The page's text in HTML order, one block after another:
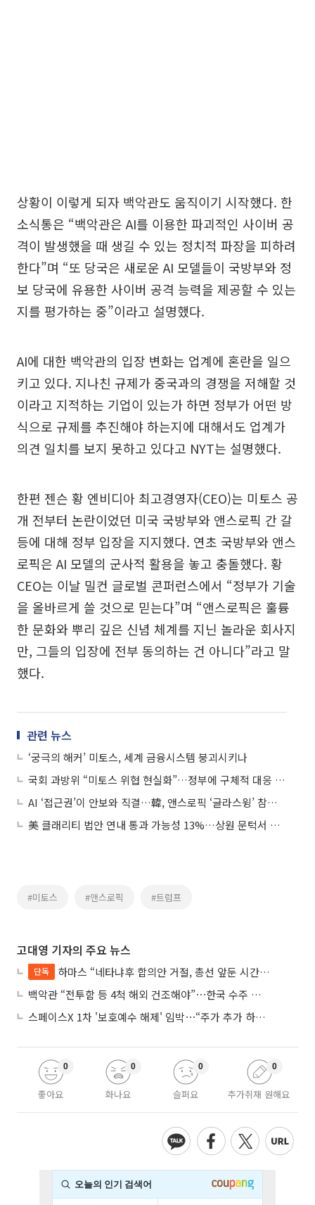
상황이 이렇게 되자 백악관도 움직이기 시작했다. 한
소식통은 “백악관은 AI를 이용한 파괴적인 사이버 공
격이 발생했을 때 생길 수 있는 정치적 파장을 피하려
한다”며 “또 당국은 새로운 AI 모델들이 국방부와 정
보 당국에 유용한 사이버 공격 능력을 제공할 수 있는
지를 평가하는 중”이라고 설명했다.
AI에 대한 백악관의 입장 변화는 업계에 혼란을 일으
키고 있다. 지나친 규제가 중국과의 경쟁을 저해할 것
이라고 지적하는 기업이 있는가 하면 정부가 어떤 방
식으로 규제를 추진해야 하는지에 대해서도 업계가
의견 일치를 보지 못하고 있다고 NYT는 설명했다.
한편 젠슨 황 엔비디아 최고경영자(CEO)는 미토스 공
개 전부터 논란이었던 미국 국방부와 앤스로픽 간 갈
등에 대해 정부 입장을 지지했다. 연초 국방부와 앤스
로픽은 AI 모델의 군사적 활용을 놓고 충돌했다. 황
CEO는 이날 밀컨 글로벌 콘퍼런스에서 “정부가 기술
을 올바르게 쓸 것으로 믿는다”며 “앤스로픽은 훌륭
한 문화와 뿌리 깊은 신념 체계를 지닌 놀라운 회사지
만, 그들의 입장에 전부 동의하는 건 아니다”라고 말
했다.
관련 뉴스
‘궁극의 해커’ 미토스, 세계 금융시스템 붕괴시키나
국회 과방위 “미토스 위협 현실화”…정부에 구체적 대응 주문
AI ‘접근권’이 안보와 직결…韓, 앤스로픽 ‘글라스윙’ 참여 가능할까
美 클래리티 법안 연내 통과 가능성 13%…상원 문턱서 제동
#미토스 #앤스로픽 #트럼프
고대영 기자의 주요 뉴스
단독
하마스 “네타냐후 합의안 거절, 총선 앞둔 시간 끌기”
백악관 “전투함 등 4척 해외 건조해야”⋯한국 수주 기대
스페이스X 1차 '보호예수 해제' 임박⋯“주가 추가 하락 가능성”
좋아요
0
화나요
0
슬퍼요
0
추가취재 원해요
0